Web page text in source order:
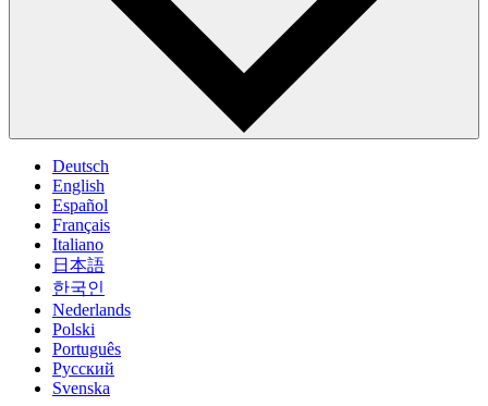
Deutsch
English
Español
Français
Italiano
日本語
한국인
Nederlands
Polski
Português
Pусский
Svenska